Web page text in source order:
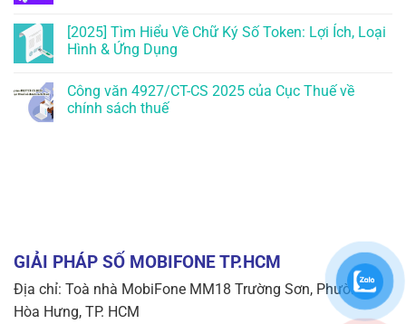
[2025] Tìm Hiểu Về Chữ Ký Số Token: Lợi Ích, Loại
Hình & Ứng Dụng
Công văn 4927/CT-CS 2025 của Cục Thuế về
chính sách thuế
GIẢI PHÁP SỐ MOBIFONE TP.HCM
Địa chỉ: Toà nhà MobiFone MM18 Trường Sơn, Phường
Hòa Hưng, TP. HCM